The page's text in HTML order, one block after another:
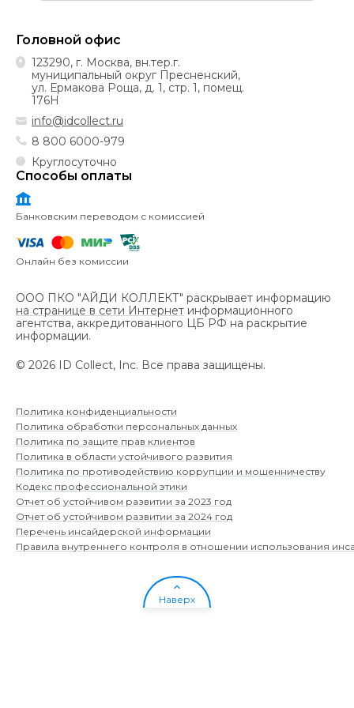
Головной офис
123290, г. Москва, вн.тер.г.
муниципальный округ Пресненский,
ул. Ермакова Роща, д. 1, стр. 1, помещ.
176Н
info@idcollect.ru
8 800 6000-979
Круглосуточно
Способы оплаты
Банковским переводом с комиссией
Онлайн без комиссии
ООО ПКО "АЙДИ КОЛЛЕКТ" раскрывает информацию
на странице в сети Интернет информационного
агентства, аккредитованного ЦБ РФ на раскрытие
информации.
© 2026 ID Collect, Inc. Все права защищены.
Политика конфиденциальности
Политика обработки персональных данных
Политика по защите прав клиентов
Политика в области устойчивого развития
Политика по противодействию коррупции и мошенничеству
Кодекс профессиональной этики
Отчет об устойчивом развитии за 2023 год
Отчет об устойчивом развитии за 2024 год
Перечень инсайдерской информации
Правила внутреннего контроля в отношении использования
Наверх